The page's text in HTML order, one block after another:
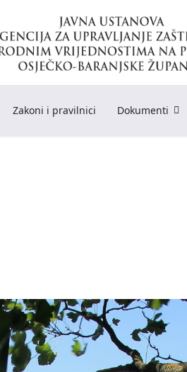
Zakoni i pravilnici Dokumenti